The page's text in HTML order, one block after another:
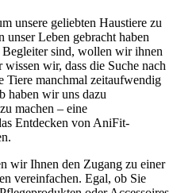
unsere geliebten Haustiere zu
unser ⁤Leben gebracht haben
Begleiter sind, wollen wir ihnen
wir, dass die Suche nach
Tiere manchmal zeitaufwendig
haben⁣ wir uns ⁢dazu
machen‌ – eine
Entdecken von AniFit-
wir Ihnen den Zugang zu ⁤einer
vereinfachen. Egal, ob Sie